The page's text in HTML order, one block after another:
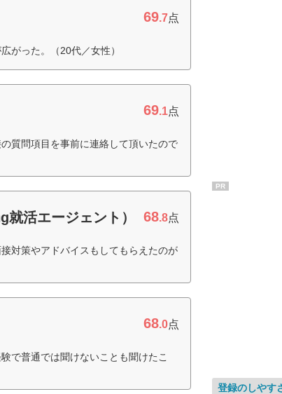
69.7点
がった。（20代／女性）
69.1点
質問項目を事前に連絡して頂いたので
活エージェント） 68.8点
対策やアドバイスもしてもらえたのが
68.0点
で普通では聞けないことも聞けたこ
PR
登録のしやす